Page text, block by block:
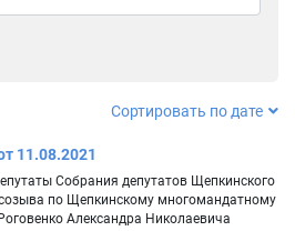
Сортировать по дате
11.08.2021
Собрания депутатов Щепкинского
созыва по Щепкинскому многомандатному
Александра Николаевича